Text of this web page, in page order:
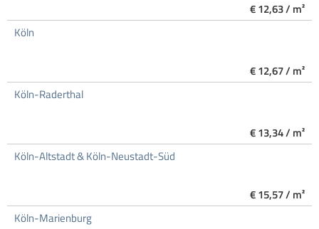
€ 12,63 / m²
Köln
€ 12,67 / m²
Köln-Raderthal
€ 13,34 / m²
Köln-Altstadt & Köln-Neustadt-Süd
€ 15,57 / m²
Köln-Marienburg